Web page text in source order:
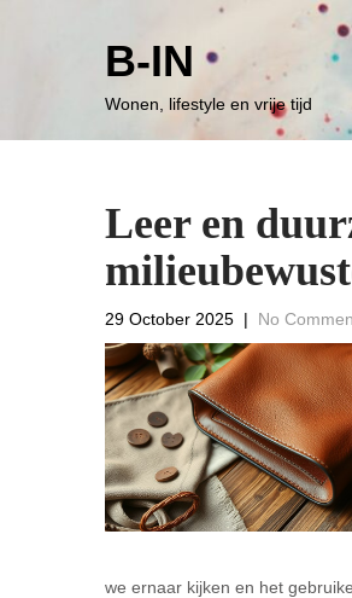
B-IN
Wonen, lifestyle en vrije tijd
Leer en
29 October 2025 | No
we ernaar kijken en het